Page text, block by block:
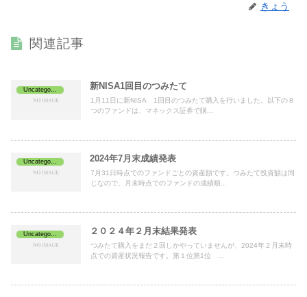
きょう
関連記事
新NISA1回目のつみたて
1月11日に新NISA 1回目のつみたて購入を行いました。以下の８
つのファンドは、マネックス証券で購...
Uncategorized 2024年7月末成績発表
7月31日時点でのファンドごとの資産額です。つみたて投資額は同
じなので、月末時点でのファンドの成績順...
Uncategorized ２０２４年２月末結果発表
つみたて購入をまだ２回しかやっていませんが、2024年２月末時
点での資産状況報告です。第１位第1位 ...